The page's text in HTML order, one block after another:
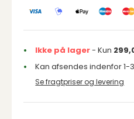
Ikke på lager- Kun
Kan afsendes indenfor 1-
Se fragtpriser og levering